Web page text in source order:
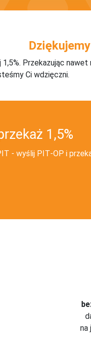
Przekazując
Ci wdzięczni.
1,5%
- wyślij PIT‑OP i
na